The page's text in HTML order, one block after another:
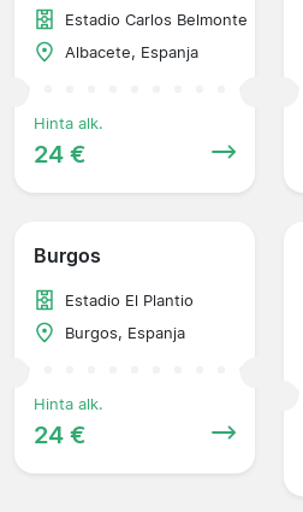
Estadio Carlos Belmonte
Albacete, Espanja
Hinta alk.
24 €
Burgos
Estadio El Plantio
Burgos, Espanja
Hinta alk.
24 €